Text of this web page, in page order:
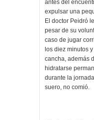
antes del
expulsar una
El doctor Peidró
pesar de su
caso de jugar
los diez minutos
cancha, además
hidratarse
durante la
suero, no comió.